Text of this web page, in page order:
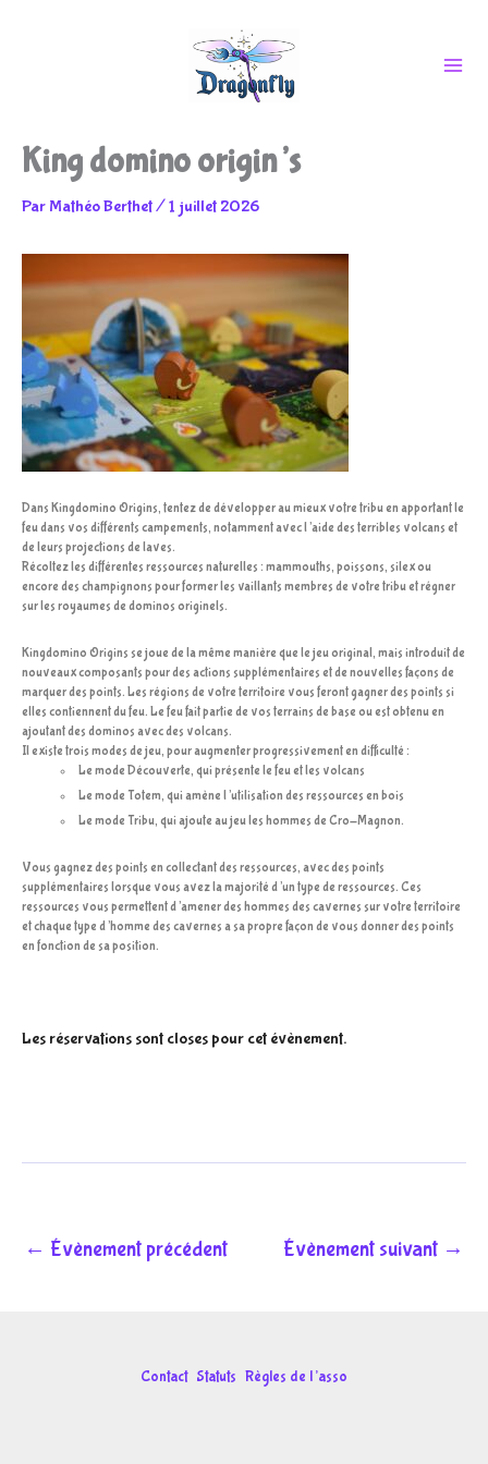
King domino origin’s
Par Mathéo Berthet/1 juillet 2026
Dans Kingdomino Origins, tentez de développer au mieux votre tribu en apportant le
feu dans vos différents campements, notamment avec l’aide des terribles volcans et
de leurs projections de laves.
Récoltez les différentes ressources naturelles : mammouths, poissons, silex ou
encore des champignons pour former les vaillants membres de votre tribu et régner
sur les royaumes de dominos originels.
Kingdomino Origins se joue de la même manière que le jeu original, mais introduit de
nouveaux composants pour des actions supplémentaires et de nouvelles façons de
marquer des points. Les régions de votre territoire vous feront gagner des points si
elles contiennent du feu. Le feu fait partie de vos terrains de base ou est obtenu en
ajoutant des dominos avec des volcans.
Il existe trois modes de jeu, pour augmenter progressivement en difficulté :
Le mode Découverte, qui présente le feu et les volcans
Le mode Totem, qui amène l’utilisation des ressources en bois
Le mode Tribu, qui ajoute au jeu les hommes de Cro-Magnon.
Vous gagnez des points en collectant des ressources, avec des points
supplémentaires lorsque vous avez la majorité d’un type de ressources. Ces
ressources vous permettent d’amener des hommes des cavernes sur votre territoire
et chaque type d’homme des cavernes a sa propre façon de vous donner des points
en fonction de sa position.
Les réservations sont closes pour cet évènement.
← Évènement précédent Évènement suivant →
Contact Statuts Règles de l’asso